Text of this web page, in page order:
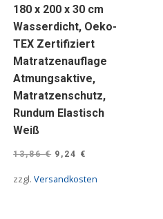
180 x 200 x 30 cm
Wasserdicht, Oeko-
TEX Zertifiziert
Matratzenauflage
Atmungsaktive,
Matratzenschutz,
Rundum Elastisch
Weiß
13,86€ Ursprünglicher
9,24 €
zzgl.Versandkosten